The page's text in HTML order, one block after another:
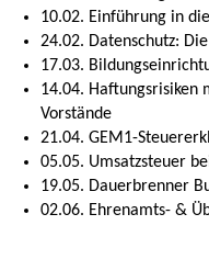
10.02. Einführung in
24.02. Datenschutz:
17.03.
14.04. Haftungsrisiken
Vorstände
21.04. GEM1-
05.05. Umsatzsteuer
19.05. Dauerbrenner
02.06. Ehrenamts- &